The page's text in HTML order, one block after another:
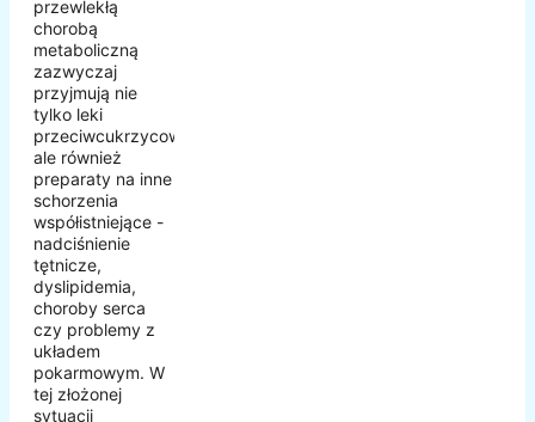
przewlekłą
chorobą
metaboliczną
zazwyczaj
przyjmują nie
tylko leki
przeciwcukrzycowe,
ale również
preparaty na inne
schorzenia
współistniejące -
nadciśnienie
tętnicze,
dyslipidemia,
choroby serca
czy problemy z
układem
pokarmowym. W
tej złożonej
sytuacji